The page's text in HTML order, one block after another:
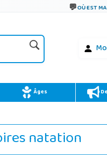
OÙ EST
Âges
natation